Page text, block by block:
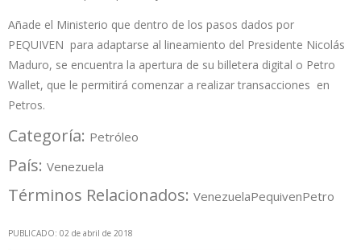
Añade el Ministerio que dentro de los pasos dados por
PEQUIVEN para adaptarse al lineamiento del Presidente Nicolás
Maduro, se encuentra la apertura de su billetera digital o Petro
Wallet, que le permitirá comenzar a realizar transacciones en
Petros.
Categoría: Petróleo
País: Venezuela
Términos Relacionados: VenezuelaPequivenPetro
PUBLICADO: 02 de abril de 2018